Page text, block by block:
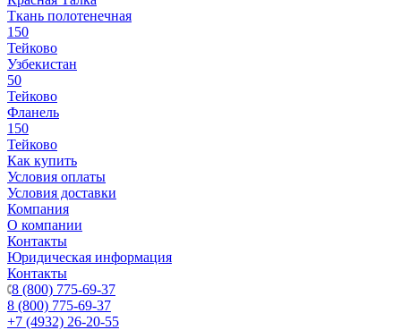
Ткань полотенечная
150
Тейково
Узбекистан
50
Тейково
Фланель
150
Тейково
Как купить
Условия оплаты
Условия доставки
Компания
О компании
Контакты
Юридическая информация
Контакты
8 (800) 775-69-37
8 (800) 775-69-37
+7 (4932) 26-20-55